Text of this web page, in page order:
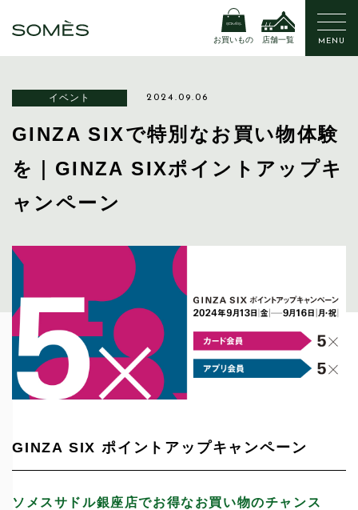
お買いもの 店舗一覧 MENU
イベント 2024.09.06
GINZA SIXで特別なお買い物体験
を｜GINZA SIXポイントアップキ
ャンペーン
GINZA SIX ポイントアップキャンペーン
ソメスサドル銀座店でお得なお買い物のチャンス